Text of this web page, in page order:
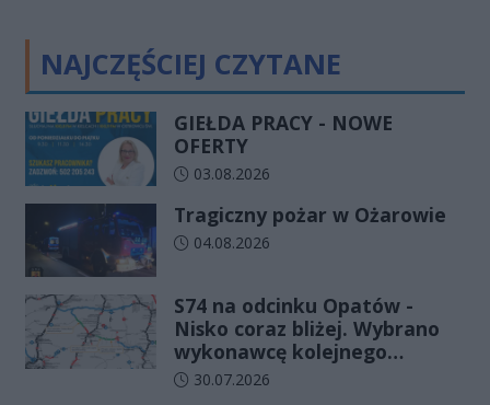
NAJCZĘŚCIEJ CZYTANE
GIEŁDA PRACY - NOWE
OFERTY
Data dodania artykułu:
03.08.2026
Tragiczny pożar w Ożarowie
Data dodania artykułu:
04.08.2026
S74 na odcinku Opatów -
Nisko coraz bliżej. Wybrano
wykonawcę kolejnego
odcinka
Data dodania artykułu:
30.07.2026